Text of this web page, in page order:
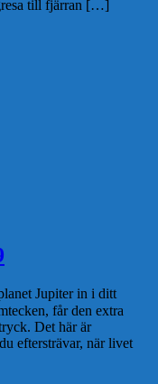
till fjärran […]
Jupiter in i ditt
får den extra
Det här är
eftersträvar, när livet